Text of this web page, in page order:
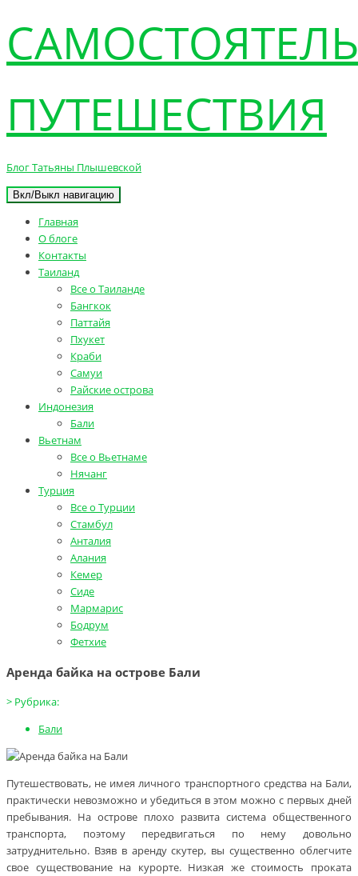
ПУТЕШЕСТВИЯ
Блог Татьяны Плышевской
Вкл/Выкл навигацию
Главная
О блоге
Контакты
Таиланд
Все о Таиланде
Бангкок
Паттайя
Пхукет
Краби
Самуи
Райские острова
Индонезия
Бали
Вьетнам
Все о Вьетнаме
Нячанг
Турция
Все о Турции
Стамбул
Анталия
Алания
Кемер
Сиде
Мармарис
Бодрум
Фетхие
Аренда байка на острове Бали
> Рубрика:
Бали
Путешествовать, не имея личного транспортного средства на Бали,
практически невозможно и убедиться в этом можно с первых дней
пребывания. На острове плохо развита система общественного
транспорта, поэтому передвигаться по нему довольно
затруднительно. Взяв в аренду скутер, вы существенно облегчите
свое существование на курорте. Низкая же стоимость проката